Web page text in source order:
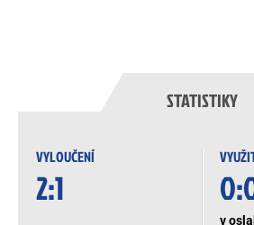
STATISTIKY
VYLOUČENÍ
2:1
v